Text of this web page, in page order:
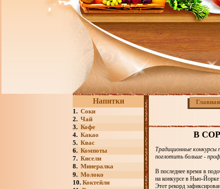
Напитки
1. Соки
2. Чай
3. Кофе
4. Какао
5. Квас
6. Компоты
7. Кисели
8. Минералка
9. Молоко
10. Коктейли
Главная
В
Традиционные конкурсы
поглотить больше -
В последнее время в
на конкурсе в Нью-Йорке
Этот рекорд